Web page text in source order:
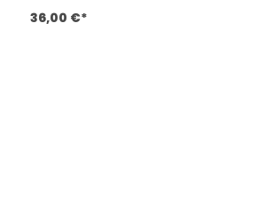
und personalisiere dein Master
Download Größentabelle
36,00 €*